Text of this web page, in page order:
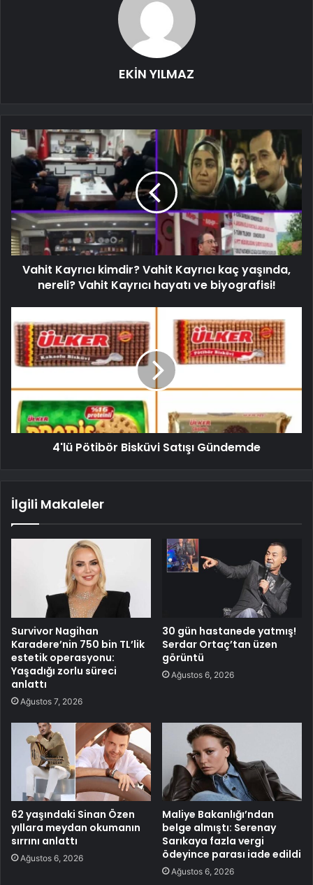
EKİN YILMAZ
Vahit Kayrıcı kimdir? Vahit Kayrıcı kaç yaşında,
nereli? Vahit Kayrıcı hayatı ve biyografisi!
4'lü Pötibör Bisküvi Satışı Gündemde
İlgili Makaleler
Survivor Nagihan
Karadere’nin 750 bin TL’lik
estetik operasyonu:
Yaşadığı zorlu süreci
anlattı
Ağustos 7, 2026
30 gün hastanede yatmış!
Serdar Ortaç’tan üzen
görüntü
Ağustos 6, 2026
62 yaşındaki Sinan Özen
yıllara meydan okumanın
sırrını anlattı
Ağustos 6, 2026
Maliye Bakanlığı’ndan
belge almıştı: Serenay
Sarıkaya fazla vergi
ödeyince parası iade edildi
Ağustos 6, 2026